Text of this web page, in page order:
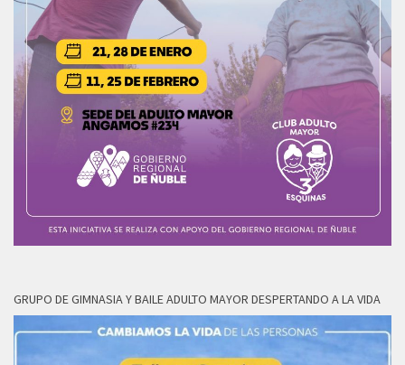
GRUPO DE GIMNASIA Y BAILE ADULTO MAYOR DESPERTANDO A LA VIDA